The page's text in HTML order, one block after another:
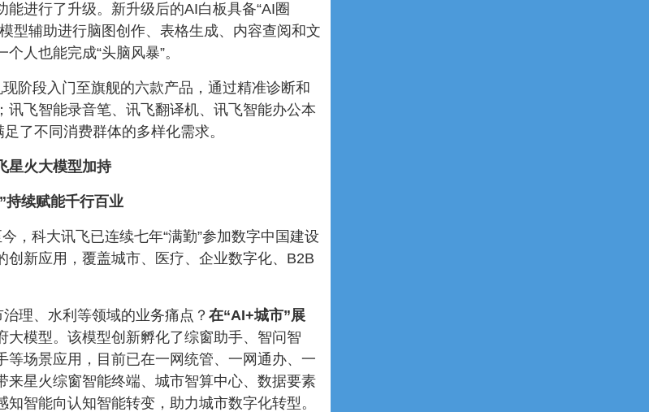
进行了升级。新升级后的AI白板具备“AI圈
型辅助进行脑图创作、表格生成、内容查阅和文
人也能完成“头脑风暴”。
阶段入门至旗舰的六款产品，通过精准诊断和
讯飞智能录音笔、讯飞翻译机、讯飞智能办公本
了不同消费群体的多样化需求。
星火大模型加持
持续赋能千行百业
，科大讯飞已连续七年“满勤”参加数字中国建设
新应用，覆盖城市、医疗、企业数字化、B2B
理、水利等领域的业务痛点？ 在“AI+城市”展
模型。该模型创新孵化了综窗助手、智问智
等场景应用，目前已在一网统管、一网通办、一
来星火综窗智能终端、城市智算中心、数据要素
智能向认知智能转变，助力城市数字化转型。